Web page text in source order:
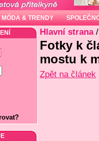
MÓDA & TRENDY
Hlavní strana/
Fotky k
mostu k
Zpět na článek